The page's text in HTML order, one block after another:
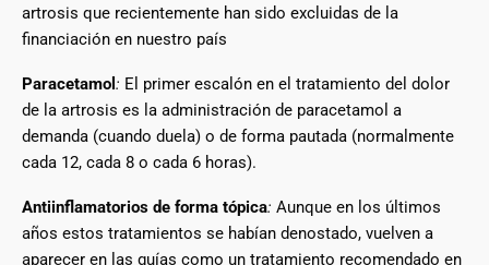
artrosis que recientemente han sido excluidas de la
financiación en nuestro país
Paracetamol : El primer escalón en el tratamiento del dolor
de la artrosis es la administración de paracetamol a
demanda (cuando duela) o de forma pautada (normalmente
cada 12, cada 8 o cada 6 horas).
Antiinflamatorios de forma tópica: Aunque en los últimos
años estos tratamientos se habían denostado, vuelven a
aparecer en las guías como un tratamiento recomendado en